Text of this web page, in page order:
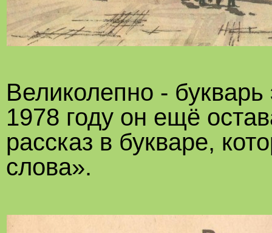
Великолепно -
1978 году он ещё
рассказ в букваре,
слова».